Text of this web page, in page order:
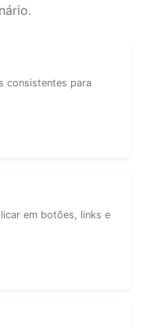
consistentes para
em botões, links e